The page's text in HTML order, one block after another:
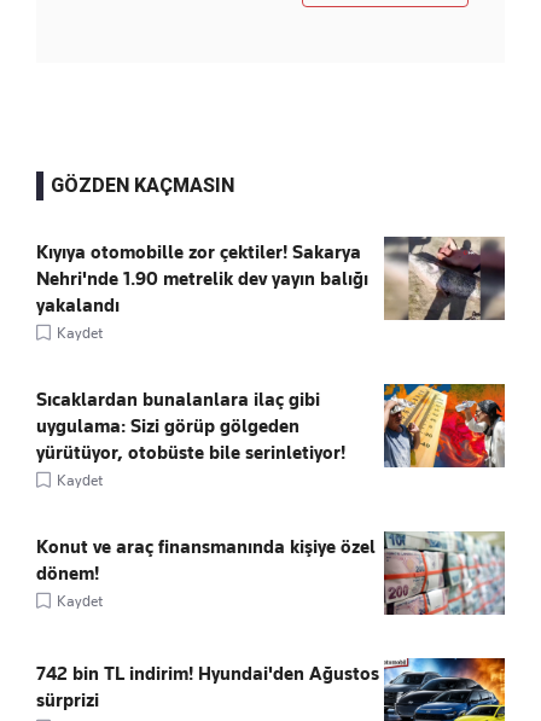
GÖZDEN KAÇMASIN
Kıyıya otomobille zor çektiler! Sakarya
Nehri'nde 1.90 metrelik dev yayın balığı
yakalandı
Kaydet
Sıcaklardan bunalanlara ilaç gibi
uygulama: Sizi görüp gölgeden
yürütüyor, otobüste bile serinletiyor!
Kaydet
Konut ve araç finansmanında kişiye özel
dönem!
Kaydet
742 bin TL indirim! Hyundai'den Ağustos
sürprizi